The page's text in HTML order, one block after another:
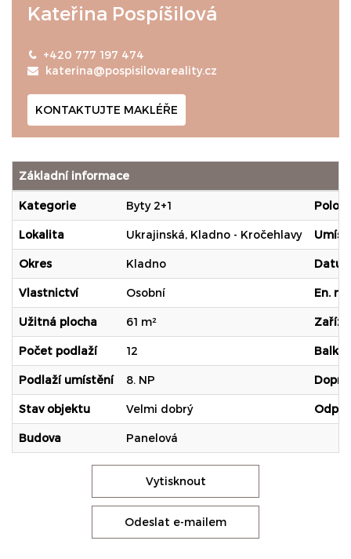
Kateřina Pospíšilová
+420 777 197 474
katerina@pospisilovareality.cz
KONTAKTUJTE MAKLÉŘE
Základní informace
Kategorie Byty 2+1
Lokalita Ukrajinská, Kladno - Kročehlavy
Okres Kladno
Vlastnictví Osobní En.
Užitná plocha 61 m²
Počet podlaží 12
Podlaží umístění 8. NP
Stav objektu Velmi dobrý
Budova Panelová
Vytisknout
Odeslat e-mailem